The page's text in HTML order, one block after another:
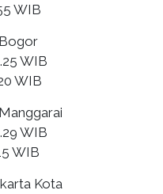
WIB
WIB
WIB
WIB
WIB
Kota